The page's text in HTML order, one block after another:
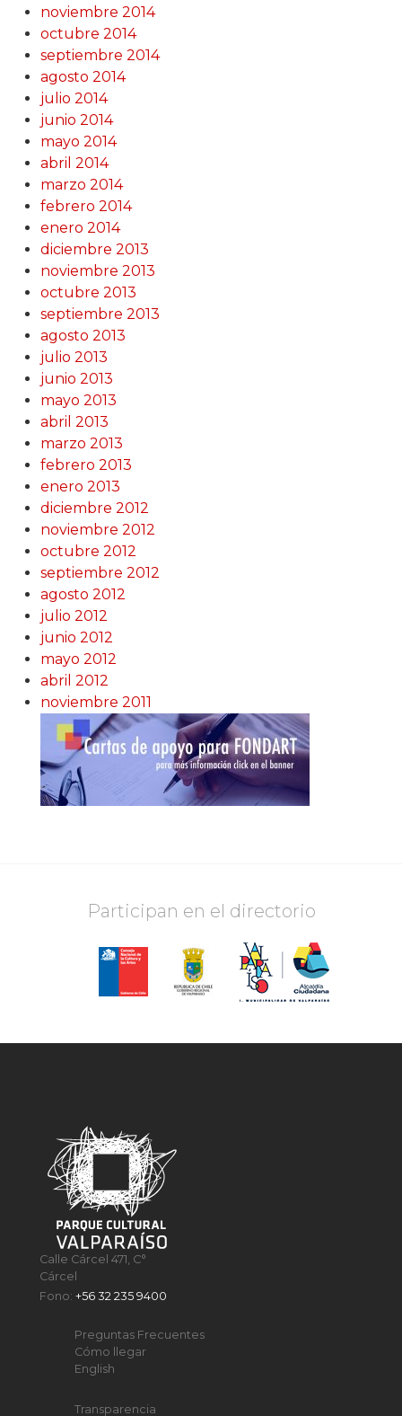
noviembre 2014
octubre 2014
septiembre 2014
agosto 2014
julio 2014
junio 2014
mayo 2014
abril 2014
marzo 2014
febrero 2014
enero 2014
diciembre 2013
noviembre 2013
octubre 2013
septiembre 2013
agosto 2013
julio 2013
junio 2013
mayo 2013
abril 2013
marzo 2013
febrero 2013
enero 2013
diciembre 2012
noviembre 2012
octubre 2012
septiembre 2012
agosto 2012
julio 2012
junio 2012
mayo 2012
abril 2012
noviembre 2011
Participan en el directorio
Calle Cárcel 471, C°
Cárcel
Fono:+56 32 235 9400
Preguntas Frecuentes
Cómo llegar
English
Transparencia